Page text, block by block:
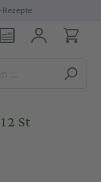
Rezepte
St